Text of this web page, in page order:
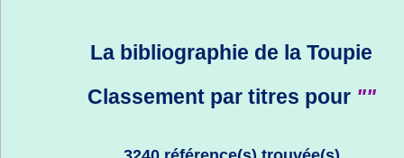
La bibliographie de la Toupie
Classement par titres pour ""